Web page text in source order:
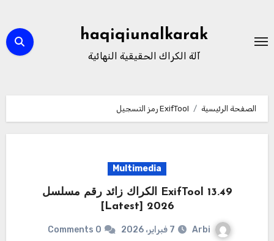
المحتوى
haqiqiunalkarak
آلة الكراك الحقيقية النهائية
الصفحة الرئيسية ExifTool رمز التسجيل
Multimedia
ExifTool 13.49 الكراك زائد رقم مسلسل
2026 [Latest]
Arbi 7 فبراير، 2026 0 Comments